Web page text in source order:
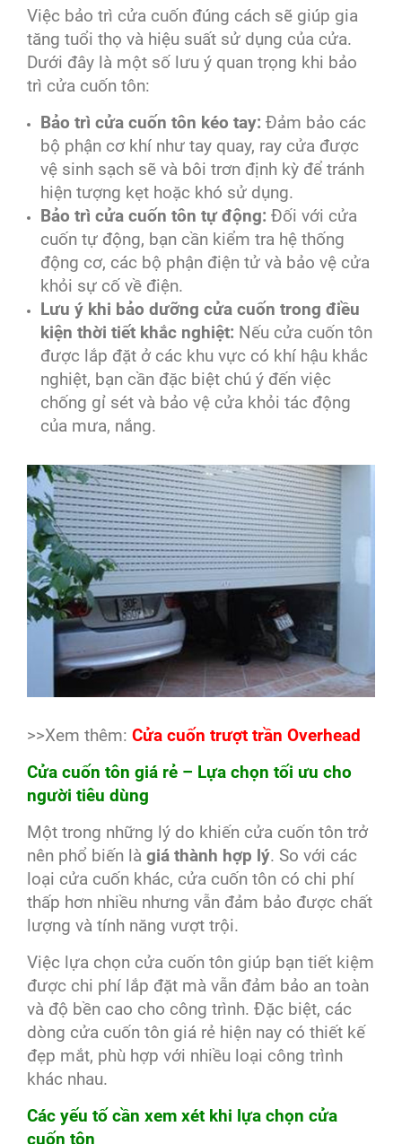
Việc bảo trì cửa cuốn đúng cách sẽ giúp gia
tăng tuổi thọ và hiệu suất sử dụng của cửa.
Dưới đây là một số lưu ý quan trọng khi bảo
trì cửa cuốn tôn:
Bảo trì cửa cuốn tôn kéo tay: Đảm bảo các
bộ phận cơ khí như tay quay, ray cửa được
vệ sinh sạch sẽ và bôi trơn định kỳ để tránh
hiện tượng kẹt hoặc khó sử dụng.
Bảo trì cửa cuốn tôn tự động: Đối với cửa
cuốn tự động, bạn cần kiểm tra hệ thống
động cơ, các bộ phận điện tử và bảo vệ cửa
khỏi sự cố về điện.
Lưu ý khi bảo dưỡng cửa cuốn trong điều
kiện thời tiết khắc nghiệt: Nếu cửa cuốn tôn
được lắp đặt ở các khu vực có khí hậu khắc
nghiệt, bạn cần đặc biệt chú ý đến việc
chống gỉ sét và bảo vệ cửa khỏi tác động
của mưa, nắng.
>>Xem thêm: Cửa cuốn trượt trần Overhead
Cửa cuốn tôn giá rẻ – Lựa chọn tối ưu cho
người tiêu dùng
Một trong những lý do khiến cửa cuốn tôn trở
nên phổ biến là giá thành hợp lý. So với các
loại cửa cuốn khác, cửa cuốn tôn có chi phí
thấp hơn nhiều nhưng vẫn đảm bảo được chất
lượng và tính năng vượt trội.
Việc lựa chọn cửa cuốn tôn giúp bạn tiết kiệm
được chi phí lắp đặt mà vẫn đảm bảo an toàn
và độ bền cao cho công trình. Đặc biệt, các
dòng cửa cuốn tôn giá rẻ hiện nay có thiết kế
đẹp mắt, phù hợp với nhiều loại công trình
khác nhau.
Các yếu tố cần xem xét khi lựa chọn cửa
cuốn tôn